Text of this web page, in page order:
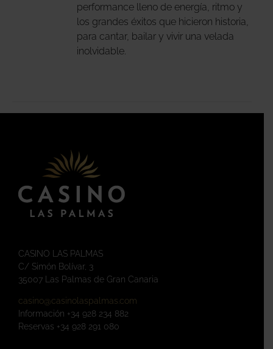
performance lleno de energía, ritmo y
los grandes éxitos que hicieron historia,
para cantar, bailar y vivir una velada
inolvidable.
CASINO LAS PALMAS
C/ Simón Bolívar, 3
35007 Las Palmas de Gran Canaria
casino@casinolaspalmas.com
Información +34 928 234 882
Reservas +34 928 291 080